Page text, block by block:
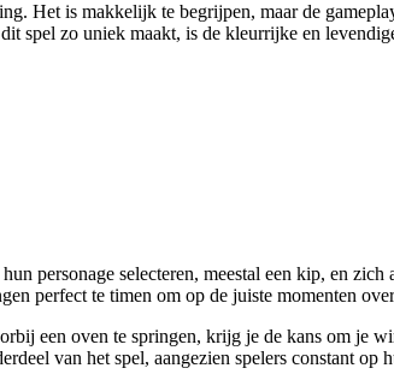
Het is makkelijk te begrijpen, maar de
spel zo uniek maakt, is de kleurrijke en
personage selecteren, meestal een kip, en
perfect te timen om op de juiste momenten
een oven te springen, krijg je de kans om je
van het spel, aangezien spelers constant op